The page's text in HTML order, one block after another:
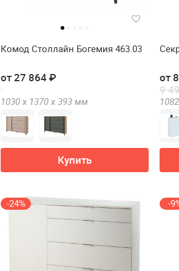
Комод Столлайн Богемия 463.03
от 27 864 ₽
1030 х 1370 х 393 мм
Купить
от
9
-24% -